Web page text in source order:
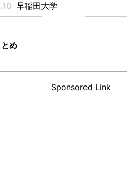
早稲田大学
とめ
Sponsored Link